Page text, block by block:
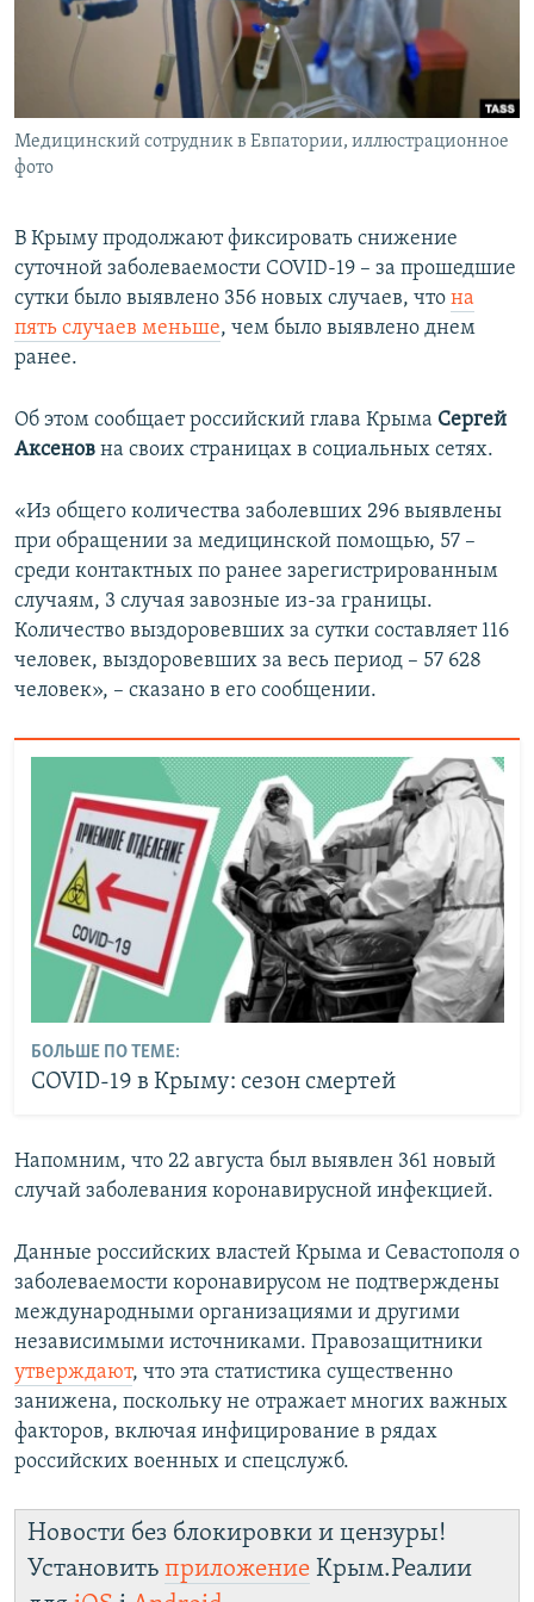
ПОБЕДИТЕЛЕЙ НЕ СУДЯТ?
КРЫМ.НЕПОКОРЕННЫЙ
УКРАИНСКАЯ ПРОБЛЕМА КРЫМА
ПРИСОЕДИНЯЙТЕСЬ!
Медицинский сотрудник в Евпатории, иллюстрационное
фото
В Крыму продолжают фиксировать снижение
суточной заболеваемости COVID-19 – за прошедшие
сутки было выявлено 356 новых случаев, что на
пять случаев меньше, чем было выявлено днем
ранее.
Об этом сообщает российский глава Крыма Сергей
Аксенов на своих страницах в социальных сетях.
«Из общего количества заболевших 296 выявлены
при обращении за медицинской помощью, 57 –
среди контактных по ранее зарегистрированным
случаям, 3 случая завозные из-за границы.
Количество выздоровевших за сутки составляет 116
человек, выздоровевших за весь период – 57 628
человек», – сказано в его сообщении.
БОЛЬШЕ ПО ТЕМЕ:
COVID-19 в Крыму: сезон смертей
Напомним, что 22 августа был выявлен 361 новый
случай заболевания коронавирусной инфекцией.
Данные российских властей Крыма и Севастополя о
заболеваемости коронавирусом не подтверждены
международными организациями и другими
независимыми источниками. Правозащитники
утверждают, что эта статистика существенно
занижена, поскольку не отражает многих важных
факторов, включая инфицирование в рядах
российских военных и спецслужб.
Новости без блокировки и цензуры!
Установить приложение Крым.Реалии